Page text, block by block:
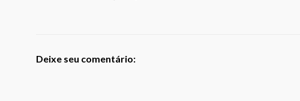
Deixe seu comentário: